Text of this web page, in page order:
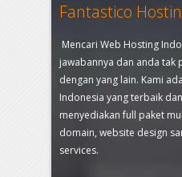
Fantastico
Mencari Web Hosting
jawabannya dan anda tak
dengan yang lain. Kami
Indonesia yang terbaik
menyediakan full paket
domain, website design
services.